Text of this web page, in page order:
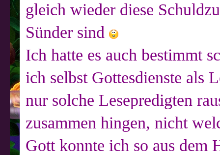
gleich wieder diese
Sünder sind
Ich hatte es auch bestimmt
ich selbst Gottesdienste als
nur solche Lesepredigten
zusammen hingen, nicht
Gott konnte ich so aus dem